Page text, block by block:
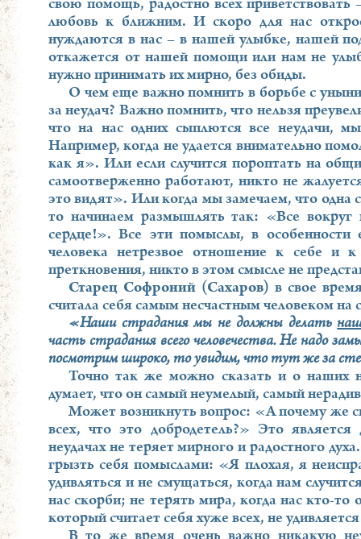
свою помощь, радостно всех
любовь к ближним. И скоро для нас
нуждаются в нас – в нашей улыбке, нашей
откажется от нашей помощи или нам не
нужно принимать их мирно, без обиды.
О чем еще важно помнить в борьбе с
за неудач? Важно помнить, что нельзя
что на нас одних сыплются все неудачи,
Например, когда не удается внимательно
как я». Или если случится пороптать на
самоотверженно работают, никто не
это видят». Или когда мы замечаем, что одна
то начинаем размышлять так: «Все
сердце!». Все эти помыслы, в
человека нетрезвое отношение к себе
преткновения, никто в этом смысле не
Старец Софроний (Сахаров) в свое
считала себя самым несчастным человеком на
«Наши страдания мы не должны делать
часть страдания всего человечества. Не надо
посмотрим широко, то увидим, что тут же за
Точно так же можно сказать и о наших
думает, что он самый неумелый, самый
Может возникнуть вопрос: «А почему же
всех, что это добродетель?» Это
неудачах не теряет мирного и радостного
грызть себя помыслами: «Я плохая, я
удивляться и не смущаться, когда нам
нас скорби; не терять мира, когда нас кто-
который считает себя хуже всех, не